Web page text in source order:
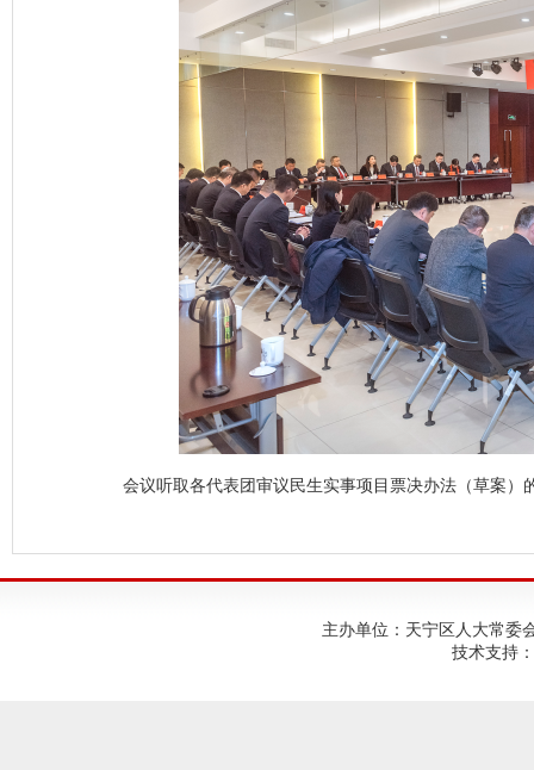
会议听取各代表团审议民生实事项目票决办法（草案）
主办单位：天宁区人大常委
技术支持